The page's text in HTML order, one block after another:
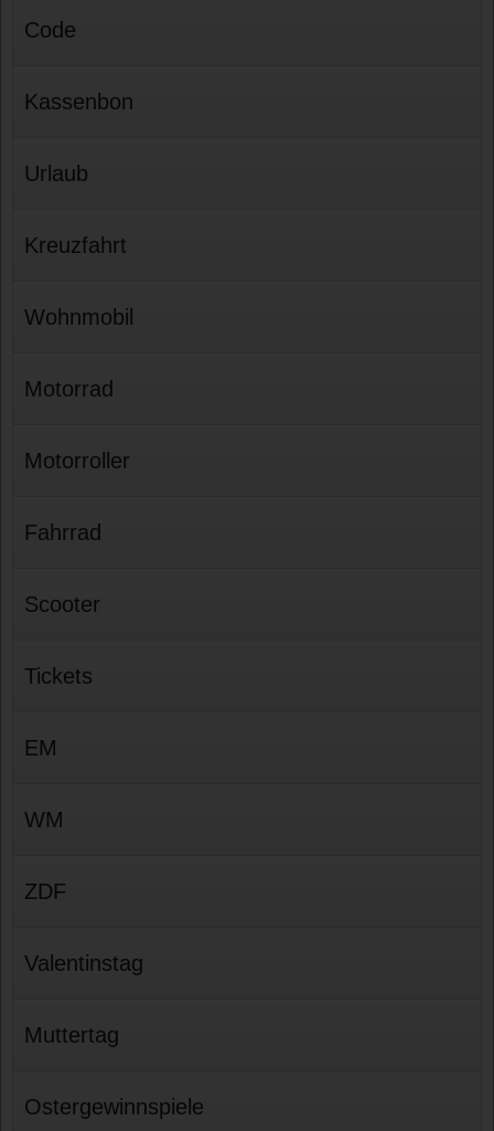
Code
Kassenbon
Urlaub
Kreuzfahrt
Wohnmobil
Motorrad
Motorroller
Fahrrad
Scooter
Tickets
EM
WM
ZDF
Valentinstag
Muttertag
Ostergewinnspiele